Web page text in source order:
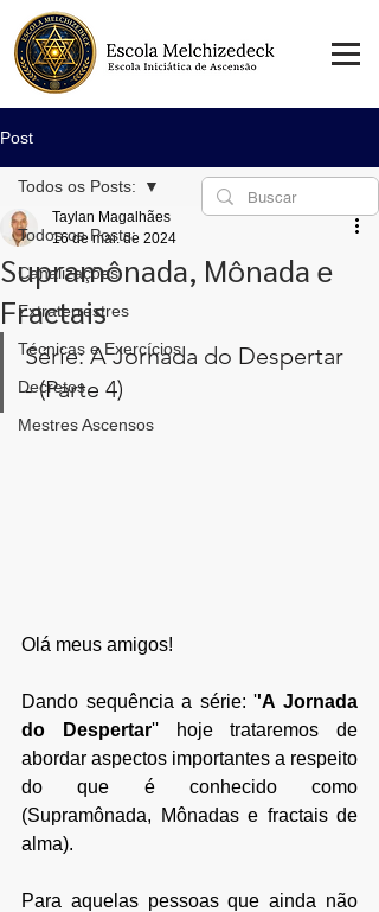
Post
Todos os Posts:
Canalizações
Extraterrestres
Técnicas e Exercícios
Decretos
Mestres Ascensos
Todos os Posts:
Supramônada, Mônada e
Fractais
Taylan Magalhães
16 de mai. de 2024
Série: A Jornada do Despertar
- (Parte 4)
Olá meus amigos!
Dando sequência a série: ''A Jornada
do Despertar'' hoje trataremos de
abordar aspectos importantes a respeito
do que é conhecido como
(Supramônada, Mônadas e fractais de
alma).
Para aquelas pessoas que ainda não